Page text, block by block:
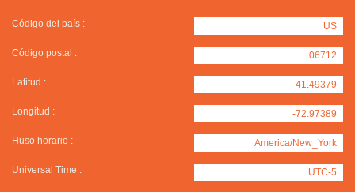
Código del país : US
Código postal : 06712
Latitud : 41.49379
Longitud : -72.97389
Huso horario : America/New_York
Universal Time : UTC-5